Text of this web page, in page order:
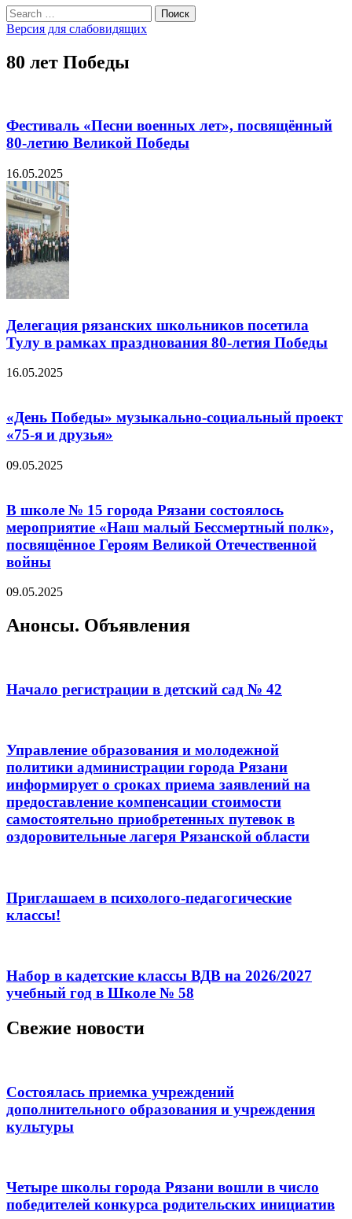
Search
for:
Поиск
Версия для слабовидящих
80 лет Победы
Фестиваль «Песни военных лет», посвящённый
80-летию Великой Победы
16.05.2025
Делегация рязанских школьников посетила
Тулу в рамках празднования 80-летия Победы
16.05.2025
«День Победы» музыкально-социальный проект
«75-я и друзья»
09.05.2025
В школе № 15 города Рязани состоялось
мероприятие «Наш малый Бессмертный полк»,
посвящённое Героям Великой Отечественной
войны
09.05.2025
Анонсы. Объявления
Начало регистрации в детский сад № 42
Управление образования и молодежной
политики администрации города Рязани
информирует о сроках приема заявлений на
предоставление компенсации стоимости
самостоятельно приобретенных путевок в
оздоровительные лагеря Рязанской области
Приглашаем в психолого-педагогические
классы!
Набор в кадетские классы ВДВ на 2026/2027
учебный год в Школе № 58
Свежие новости
Состоялась приемка учреждений
дополнительного образования и учреждения
культуры
Четыре школы города Рязани вошли в число
победителей конкурса родительских инициатив